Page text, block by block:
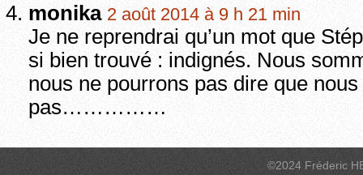
monika 2 août 2014 à 9 h 21 min
Je ne reprendrai qu’un mot que
si bien trouvé : indignés. Nous
nous ne pourrons pas dire que
pas……………
©2024 Fréderic